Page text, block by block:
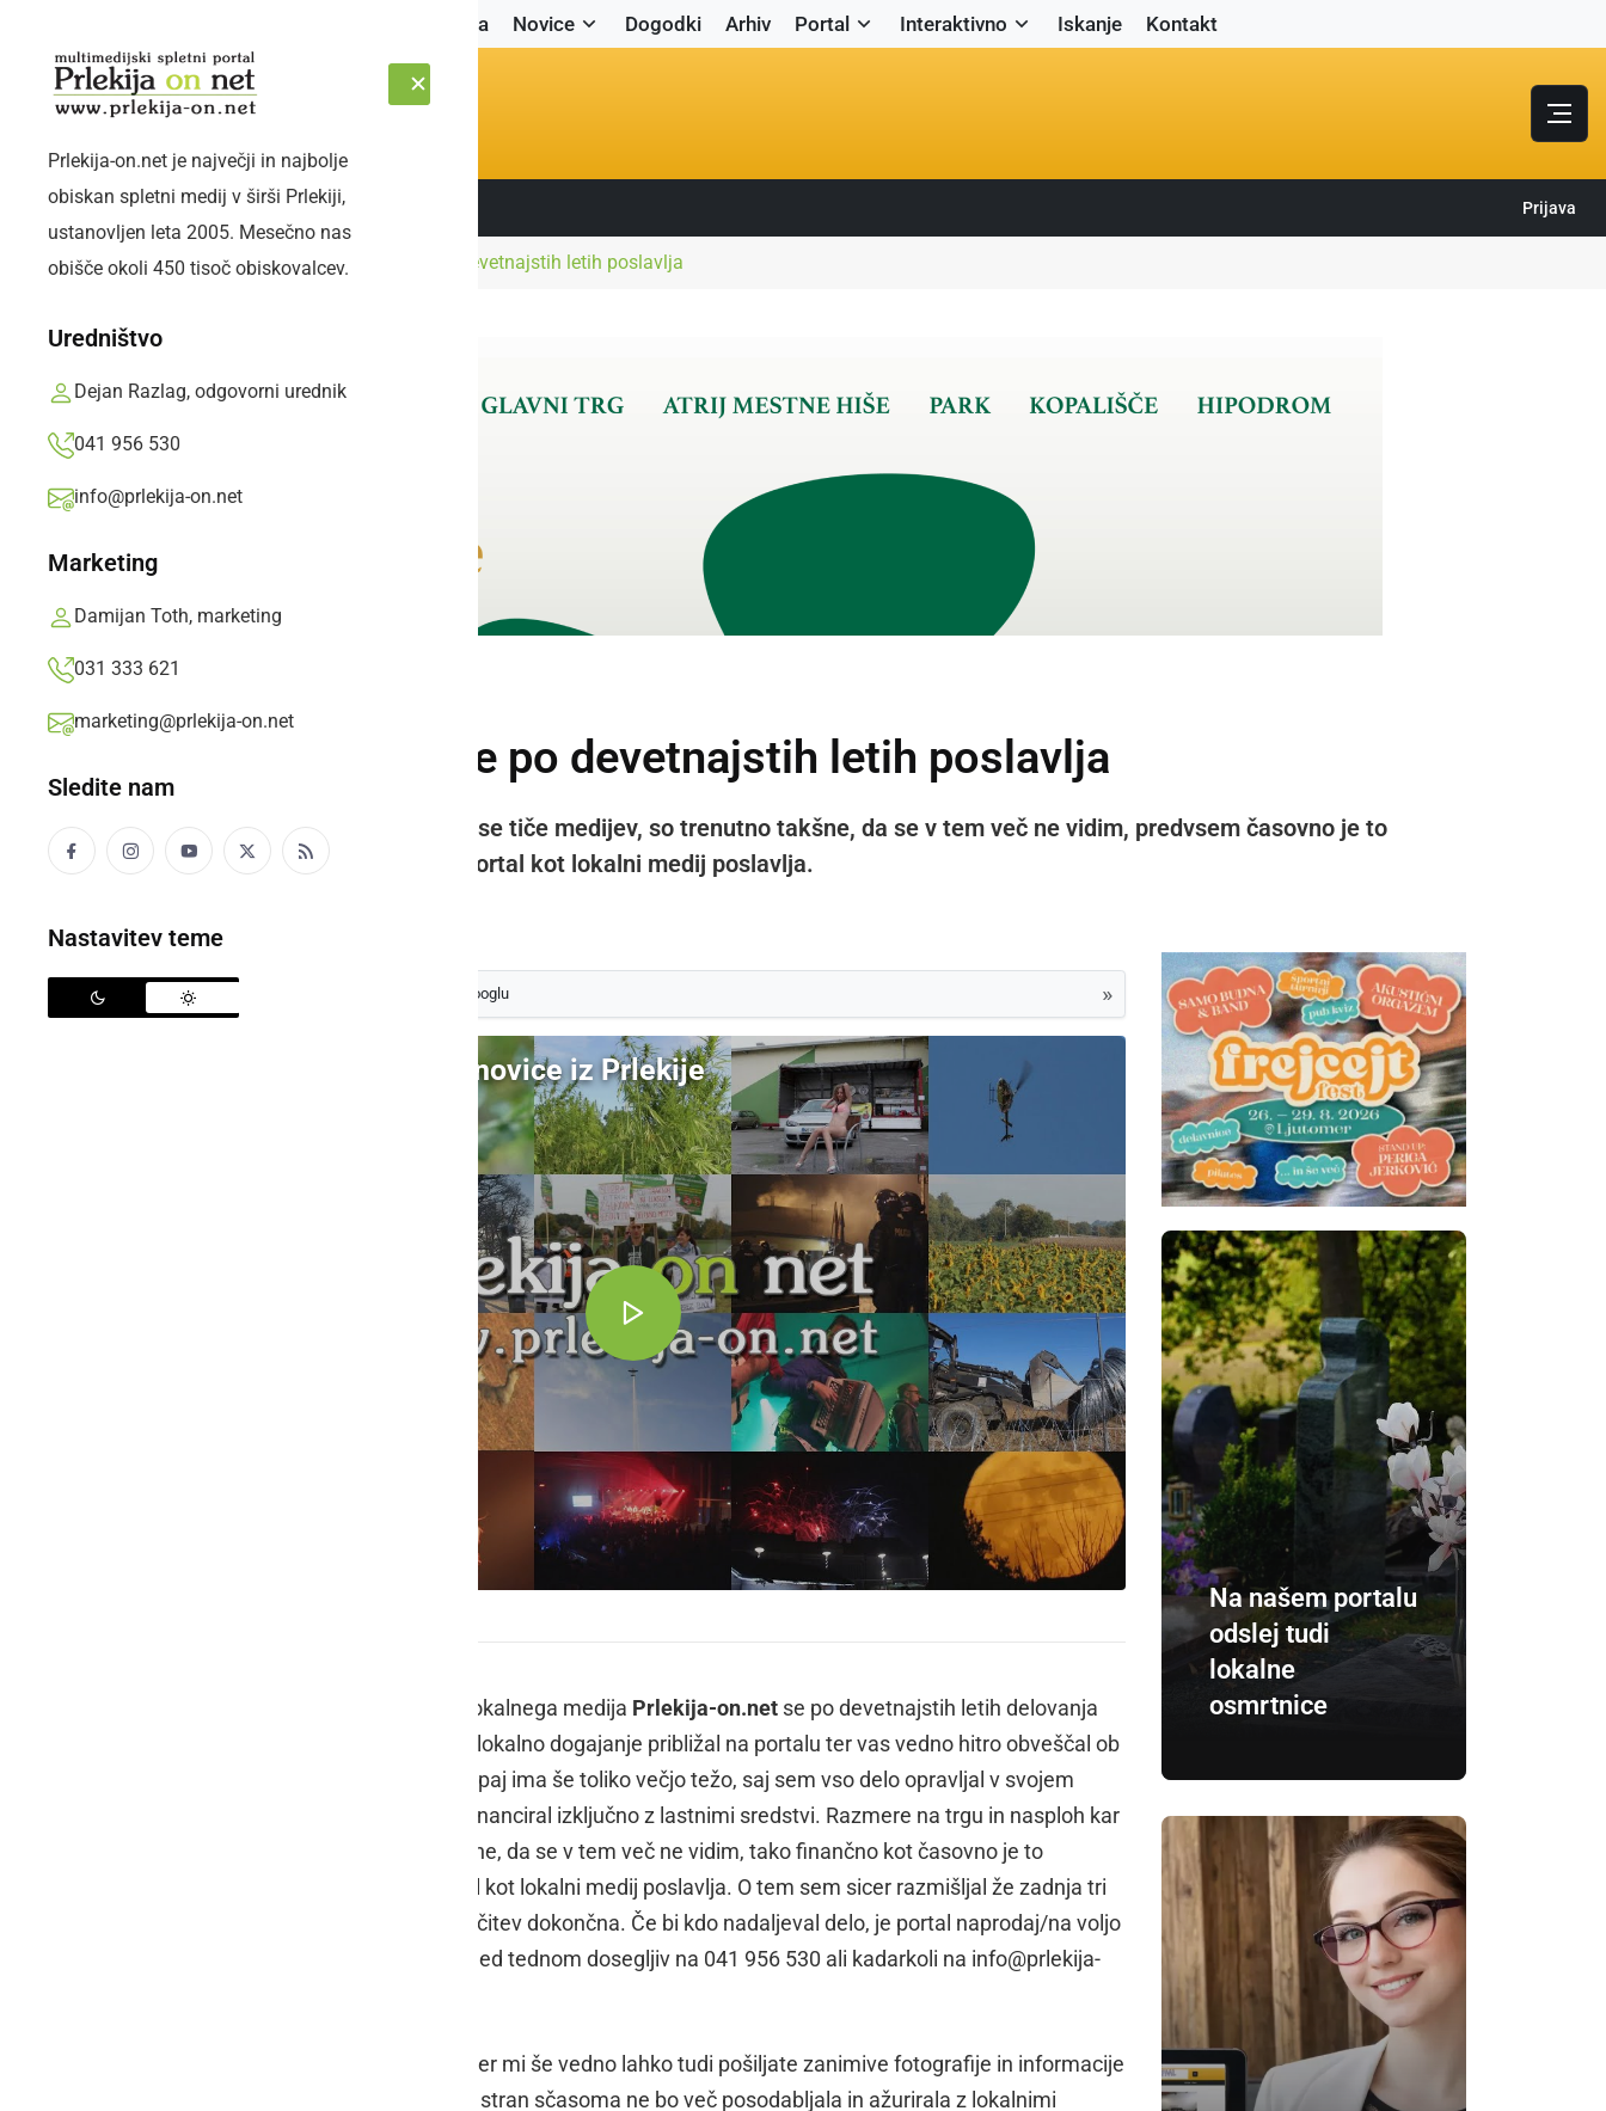
Naslovnica Novice Dogodki Arhiv Portal Interaktivno Iskanje Kontakt
SOBOTA, 8. AVGUST 2026 Sledite nam: Prijava
Prlekija-on.net je največji in najbolje
obiskan spletni medij v širši Prlekiji,
ustanovljen leta 2005. Mesečno nas
obišče okoli 450 tisoč obiskovalcev.
Uredništvo
Dejan Razlag, odgovorni urednik
041 956 530
info@prlekija-on.net
Marketing
Damijan Toth, marketing
031 333 621
marketing@prlekija-on.net
Sledite nam
Nastavitev teme
Naslovnica PortalPrlekija-on.net se po devetnajstih letih poslavlja
Prlekija-on.net se po devetnajstih letih poslavlja
Razmere na trgu in nasploh kar se tiče medijev, so trenutno takšne, da se v tem več ne vidim, predvsem časovno je to
postajalo vedno težje, zato se portal kot lokalni medij poslavlja.
Izberite kot svoj prednostni vir na Googlu »
Video: Prlekija-on.net - novice iz Prlekije
Vsaka pot se nekje konča, tudi pot lokalnega medija Prlekija-on.net se po devetnajstih letih delovanja
končuje. Skozi vsa ta leta sem vam lokalno dogajanje približal na portalu ter vas vedno hitro obveščal ob
rednih in izrednih dogodkih. Vse skupaj ima še toliko večjo težo, saj sem vso delo opravljal v svojem
prostem času in delovanje portala financiral izključno z lastnimi sredstvi. Razmere na trgu in nasploh kar
se tiče medijev, pa so trenutno takšne, da se v tem več ne vidim, tako finančno kot časovno je to
postajalo vedno težje, zato se portal kot lokalni medij poslavlja. O tem sem sicer razmišljal že zadnja tri
leta, sedaj je prišel čas, da je ta odločitev dokončna. Če bi kdo nadaljeval delo, je portal naprodaj/na voljo
za najem, za vse informacije sem med tednom dosegljiv na 041 956 530 ali kadarkoli na info@prlekija-
bo ostala aktivna, kjer mi še vedno lahko tudi pošiljate zanimive fotografije in informacije
za objavo, medtem ko se ta spletna stran sčasoma ne bo več posodabljala in ažurirala z lokalnimi
Na našem portalu
odslej tudi
lokalne
osmrtnice